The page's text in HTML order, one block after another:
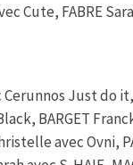
Cute, FABRE
Cerunnos Just do
BARGET
avec Ovni,